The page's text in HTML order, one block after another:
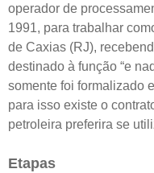
operador de
1991, para trabalhar
de Caxias (RJ),
destinado à função “e
somente foi formalizado
para isso existe o
petroleira preferira se
Etapas